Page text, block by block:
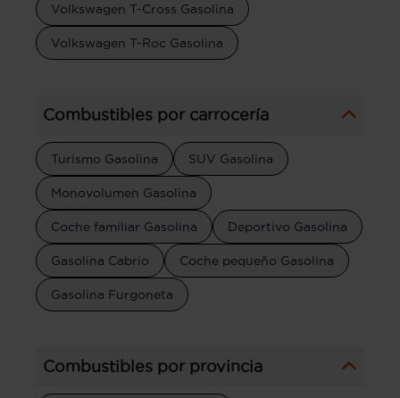
Volkswagen T-Cross Gasolina
Volkswagen T-Roc Gasolina
Combustibles por carrocería
Turismo Gasolina SUV Gasolina
Monovolumen Gasolina
Coche familiar Gasolina Deportivo Gasolina
Gasolina Cabrio Coche pequeño Gasolina
Gasolina Furgoneta
Combustibles por provincia